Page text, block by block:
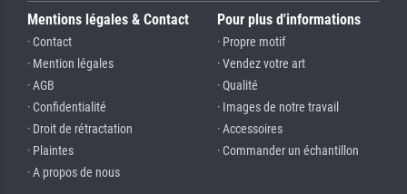
Mentions légales & Contact
· Contact
· Mention légales
· AGB
· Confidentialité
· Droit de rétractation
· Plaintes
· A propos de nous
Pour plus d'informations
· Propre motif
· Vendez votre art
· Qualité
· Images de notre travail
· Accessoires
· Commander un échantillon